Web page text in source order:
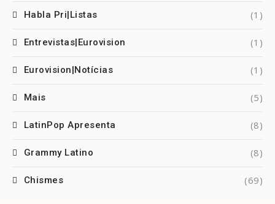
Habla Pri|Listas (1)
Entrevistas|Eurovision (1)
Eurovision|Notícias (1)
Mais (5)
LatinPop Apresenta (8)
Grammy Latino (8)
Chismes (69)